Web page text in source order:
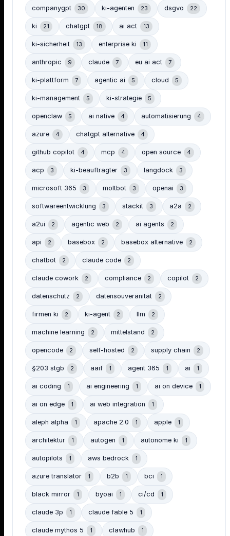
companygpt 30 ki-agenten 23 dsgvo 22
ki 21 chatgpt 18 ai act 13
ki-sicherheit 13 enterprise ki 11
anthropic 9 claude 7 eu ai act 7
ki-plattform 7 agentic ai 5 cloud 5
ki-management 5 ki-strategie 5
openclaw 5 ai native 4 automatisierung 4
azure 4 chatgpt alternative 4
github copilot 4 mcp 4 open source 4
acp 3 ki-beauftragter 3 langdock 3
microsoft 365 3 moltbot 3 openai 3
softwareentwicklung 3 stackit 3 a2a 2
a2ui 2 agentic web 2 ai agents 2
api 2 basebox 2 basebox alternative 2
chatbot 2 claude code 2
claude cowork 2 compliance 2 copilot 2
datenschutz 2 datensouveränität 2
firmen ki 2 ki-agent 2 llm 2
machine learning 2 mittelstand 2
opencode 2 self-hosted 2 supply chain 2
§203 stgb 2 aaif 1 agent 365 1 ai 1
ai coding 1 ai engineering 1 ai on device 1
ai on edge 1 ai web integration 1
aleph alpha 1 apache 2.0 1 apple 1
architektur 1 autogen 1 autonome ki 1
autopilots 1 aws bedrock 1
azure translator 1 b2b 1 bci 1
black mirror 1 byoai 1 ci/cd 1
claude 3p 1 claude fable 5 1
claude mythos 5 1 clawhub 1